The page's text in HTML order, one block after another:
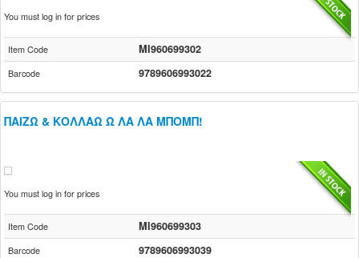
You must log in for prices
Item Code MI960699302
Barcode 9789606993022
ΠΑΙΖΩ & ΚΟΛΛΑΩ Ω ΛΑ ΛΑ ΜΠΟΜΠ!
You must log in for prices
Item Code MI960699303
Barcode 9789606993039